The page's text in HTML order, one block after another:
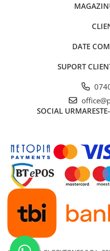
Samplere si controllere
Stative si pupitre DJ
Cabluri si conectori
Cabluri de boxe
Cabluri de instrumente
Cabluri de microfon
Cabluri DMX
Cabluri la metru
Cabluri MIDI si audio digitale
Cabluri multicore
Conectori
DATE
SUPORT
SOCIAL